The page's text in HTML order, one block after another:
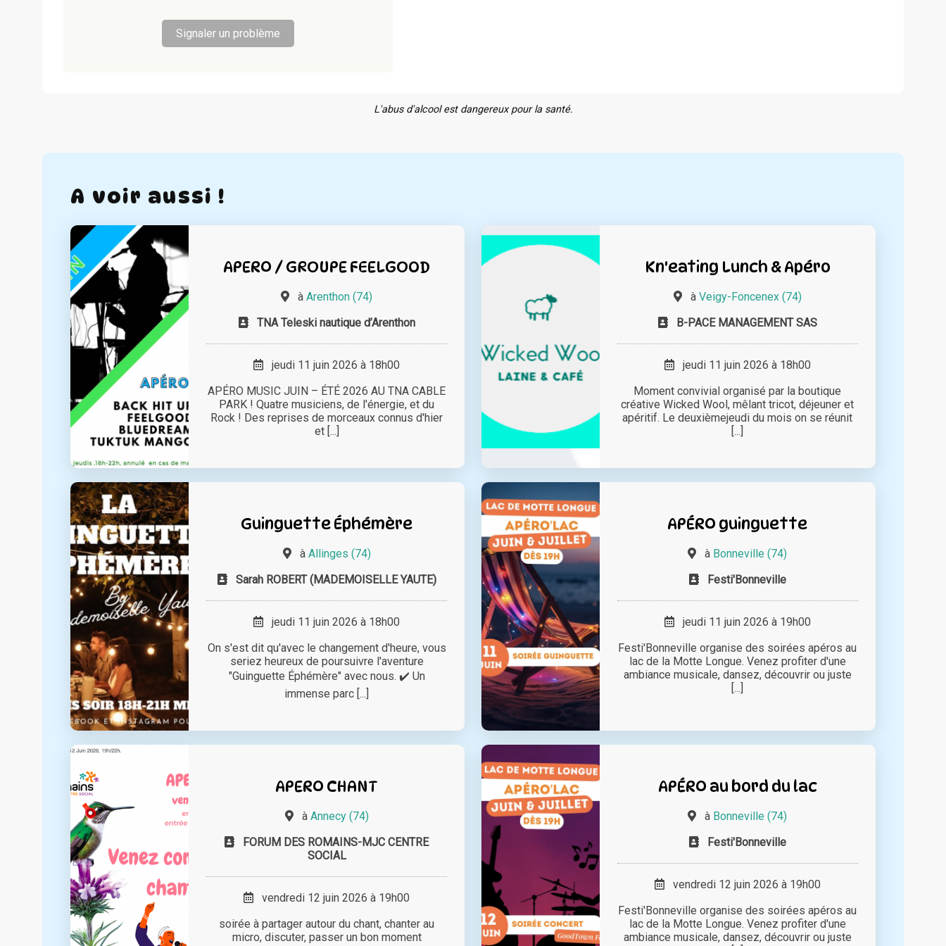
Signaler un problème
L'abus d'alcool est dangereux pour la santé.
A voir aussi !
APERO / GROUPE FEELGOOD
àArenthon (74)
TNA Teleski nautique d’Arenthon
jeudi 11 juin 2026 à 18h00
APÉRO MUSIC JUIN – ÉTÉ 2026 AU TNA CABLE
PARK ! Quatre musiciens, de l'énergie, et du
Rock ! Des reprises de morceaux connus d'hier
et [...]
Kn'eating Lunch & Apéro
à Veigy-Foncenex (74)
B-PACE MANAGEMENT SAS
jeudi 11 juin 2026 à 18h00
Moment convivial organisé par la boutique
créative Wicked Wool, mêlant tricot, déjeuner et
apéritif. Le deuxièmejeudi du mois on se réunit
[...]
Guinguette Éphémère
à Allinges (74)
Sarah ROBERT (MADEMOISELLE YAUTE)
jeudi 11 juin 2026 à 18h00
On s'est dit qu'avec le changement d'heure, vous
seriez heureux de poursuivre l'aventure
"Guinguette Éphémère" avec nous. ✔️ Un
immense parc [...]
APÉRO guinguette
à Bonneville (74)
Festi'Bonneville
jeudi 11 juin 2026 à 19h00
Festi'Bonneville organise des soirées apéros au
lac de la Motte Longue. Venez profiter d'une
ambiance musicale, dansez, découvrir ou juste
[...]
APERO CHANT
à Annecy (74)
FORUM DES ROMAINS-MJC CENTRE
SOCIAL
vendredi 12 juin 2026 à 19h00
soirée à partager autour du chant, chanter au
micro, discuter, passer un bon moment
APÉRO au bord du lac
à Bonneville (74)
Festi'Bonneville
vendredi 12 juin 2026 à 19h00
Festi'Bonneville organise des soirées apéros au
lac de la Motte Longue. Venez profiter d'une
ambiance musicale, dansez, découvrir ou juste